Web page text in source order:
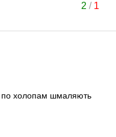
2 / 1
по холопам шмаляють